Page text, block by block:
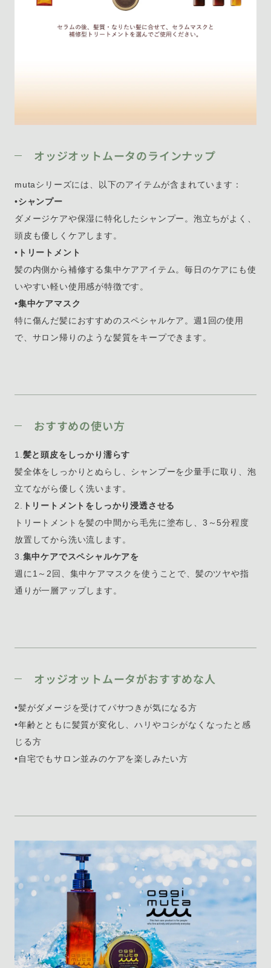
オッジオットムータのラインナップ
mutaシリーズには、以下のアイテムが含まれています：
•シャンプー
ダメージケアや保湿に特化したシャンプー。泡立ちがよく、
頭皮も優しくケアします。
• トリートメント
髪の内側から補修する集中ケアアイテム。毎日のケアにも使
いやすい軽い使用感が特徴です。
•集中ケアマスク
特に傷んだ髪におすすめのスペシャルケア。週1回の使用
で、サロン帰りのような髪質をキープできます。
おすすめの使い方
1. 髪と頭皮をしっかり濡らす
髪全体をしっかりとぬらし、シャンプーを少量手に取り、泡
立てながら優しく洗います。
2.
トリートメントをしっかり浸透させる
トリートメントを髪の中間から毛先に塗布し、3～5分程度
放置してから洗い流します。
3. 集中ケアでスペシャルケアを
週に1～2回、集中ケアマスクを使うことで、髪のツヤや指
通りが一層アップします。
オッジオットムータがおすすめな人
•髪がダメージを受けてパサつきが気になる方
•年齢とともに髪質が変化し、ハリやコシがなくなったと感
じる方
•自宅でもサロン並みのケアを楽しみたい方